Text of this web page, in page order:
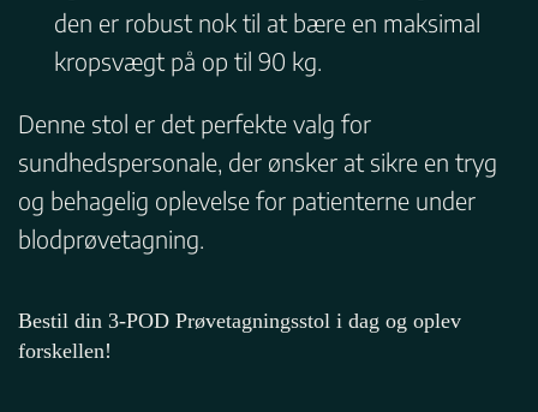
den er robust nok til at bære en maksimal
kropsvægt på op til 90 kg.
Denne stol er det perfekte valg for
sundhedspersonale, der ønsker at sikre en tryg
og behagelig oplevelse for patienterne under
blodprøvetagning.
Bestil din 3-POD Prøvetagningsstol i dag og oplev
forskellen!